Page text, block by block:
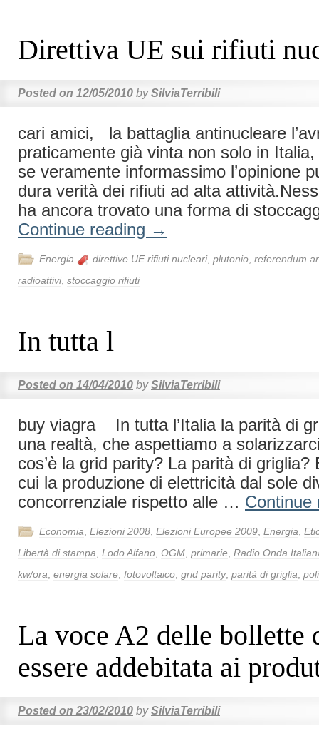
Direttiva UE sui rifiuti
Posted on 12/05/2010 by SilviaTerribili
cari amici, la battaglia antinucleare
praticamente già vinta non solo in
se veramente informassimo l’opinione
dura verità dei rifiuti ad alta
ha ancora trovato una forma di
Continue reading →
Energia direttive UE rifiuti nucleari, plutonio referendum
radioattivi, stoccaggio rifiuti
In tutta l
Posted on 14/04/2010 by SilviaTerribili
buy viagra In tutta l’Italia la parità di
una realtà, che aspettiamo a
cos’è la grid parity? La parità di griglia?
cui la produzione di elettricità dal sole
concorrenziale rispetto alle …
Economia Elezioni 2008 Elezioni Europee 2009 Energia
Libertà di stampa Lodo Alfano OGM primarie Radio Onda
kw/ora energia solare fotovoltaico grid parity, parità di griglia
La voce A2 delle bollette
essere addebitata ai
Posted on 23/02/2010 by SilviaTerribili